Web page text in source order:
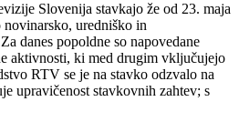
Slovenija stavkajo že od 23. maja
uredniško in
danes popoldne so napovedane
aktivnosti, ki med drugim vključujejo
RTV se je na stavko odzvalo na
upravičenost stavkovnih zahtev; s